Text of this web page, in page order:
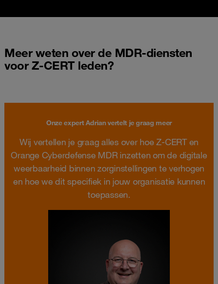
Meer weten over de MDR-diensten
voor Z-CERT leden?
Onze expert Adrian vertelt je graag meer
Wij vertellen je graag alles over hoe Z-CERT en
Orange Cyberdefense MDR inzetten om de digitale
weerbaarheid binnen zorginstellingen te verhogen
en hoe we dit specifiek in jouw organisatie kunnen
toepassen.